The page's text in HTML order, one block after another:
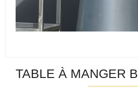
TABLE À MANGER